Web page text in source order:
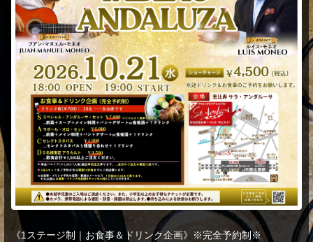
《1ステージ制｜お食事＆ドリンク企画》※完全予約制※